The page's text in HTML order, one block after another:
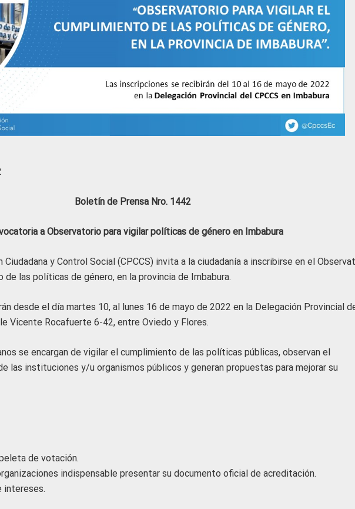
Boletín de Prensa Nro. 1442
a Observatorio para vigilar políticas de género en Imbabura
Ciudadana y Control Social (CPCCS) invita a la ciudadanía a inscribirse en el
las políticas de género, en la provincia de Imbabura.
desde el día martes 10, al lunes 16 de mayo de 2022 en la Delegación Provincial
Vicente Rocafuerte 6-42, entre Oviedo y Flores.
se encargan de vigilar el cumplimiento de las políticas públicas, observan el
las instituciones y/u organismos públicos y generan propuestas para mejorar su
de votación.
indispensable presentar su documento oficial de acreditación.
intereses.